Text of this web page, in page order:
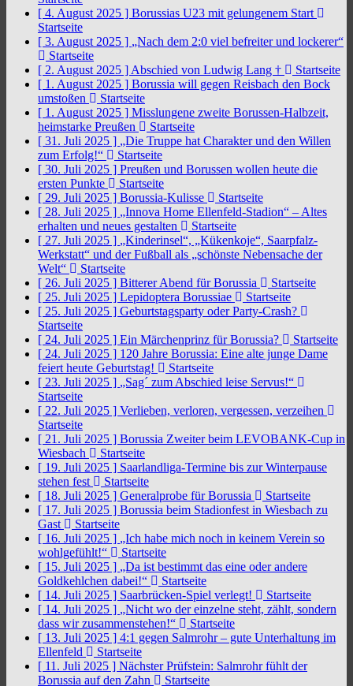
[ 4. August 2025 ] Borussias U23 mit gelungenem Start
Startseite
[ 3. August 2025 ] „Nach dem 2:0 viel befreiter und lockerer“
Startseite
[ 2. August 2025 ] Abschied von Ludwig Lang †
Startseite
[ 1. August 2025 ] Borussia will gegen Reisbach den Bock
umstoßen
Startseite
[ 1. August 2025 ] Misslungene zweite Borussen-Halbzeit,
heimstarke Preußen
Startseite
[ 31. Juli 2025 ] „Die Truppe hat Charakter und den Willen
zum Erfolg!“
Startseite
[ 30. Juli 2025 ] Preußen und Borussen wollen heute die
ersten Punkte
Startseite
[ 29. Juli 2025 ] Borussia-Kulisse
Startseite
[ 28. Juli 2025 ] „Innova Home Ellenfeld-Stadion“ – Altes
erhalten und neues gestalten
Startseite
[ 27. Juli 2025 ] „Kinderinsel“, „Kükenkoje“, Saarpfalz-
Werkstatt“ und der Fußball als „schönste Nebensache der
Welt“
Startseite
[ 26. Juli 2025 ] Bitterer Abend für Borussia
Startseite
[ 25. Juli 2025 ] Lepidoptera Borussiae
Startseite
[ 25. Juli 2025 ] Geburtstagsparty oder Party-Crash?
Startseite
[ 24. Juli 2025 ] Ein Märchenprinz für Borussia?
Startseite
[ 24. Juli 2025 ] 120 Jahre Borussia: Eine alte junge Dame
feiert heute Geburtstag!
Startseite
[ 23. Juli 2025 ] „Sag´ zum Abschied leise Servus!“
Startseite
[ 22. Juli 2025 ] Verlieben, verloren, vergessen, verzeihen
Startseite
[ 21. Juli 2025 ] Borussia Zweiter beim LEVOBANK-Cup in
Wiesbach
Startseite
[ 19. Juli 2025 ] Saarlandliga-Termine bis zur Winterpause
stehen fest
Startseite
[ 18. Juli 2025 ] Generalprobe für Borussia
Startseite
[ 17. Juli 2025 ] Borussia beim Stadionfest in Wiesbach zu
Gast
Startseite
[ 16. Juli 2025 ] „Ich habe mich noch in keinem Verein so
wohlgefühlt!“
Startseite
[ 15. Juli 2025 ] „Da ist bestimmt das eine oder andere
Goldkehlchen dabei!“
Startseite
[ 14. Juli 2025 ] Saarbrücken-Spiel verlegt!
Startseite
[ 14. Juli 2025 ] „Nicht wo der einzelne steht, zählt, sondern
dass wir zusammenstehen!“
Startseite
[ 13. Juli 2025 ] 4:1 gegen Salmrohr – gute Unterhaltung im
Ellenfeld
Startseite
[ 11. Juli 2025 ] Nächster Prüfstein: Salmrohr fühlt der
Borussia auf den Zahn
Startseite